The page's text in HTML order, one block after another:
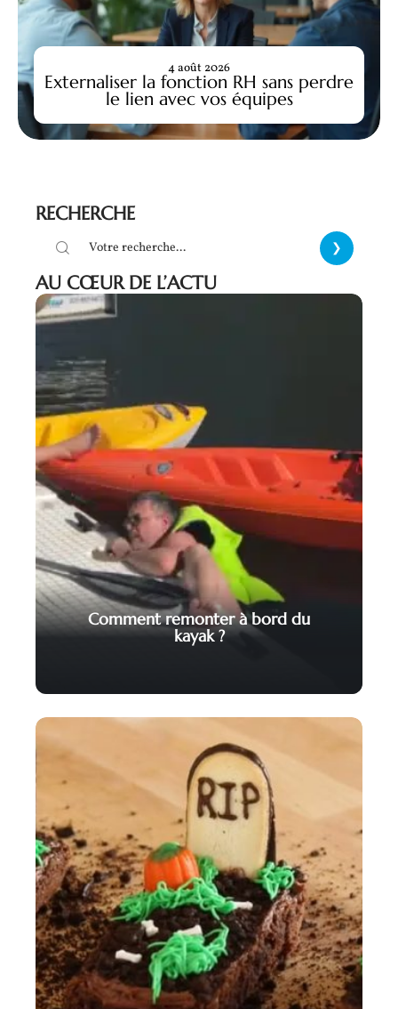
Externaliser la fonction RH sans perdre
le lien avec vos équipes
4 août 2026
RECHERCHE
AU CŒUR DE L’ACTU
Comment remonter à bord du
kayak ?